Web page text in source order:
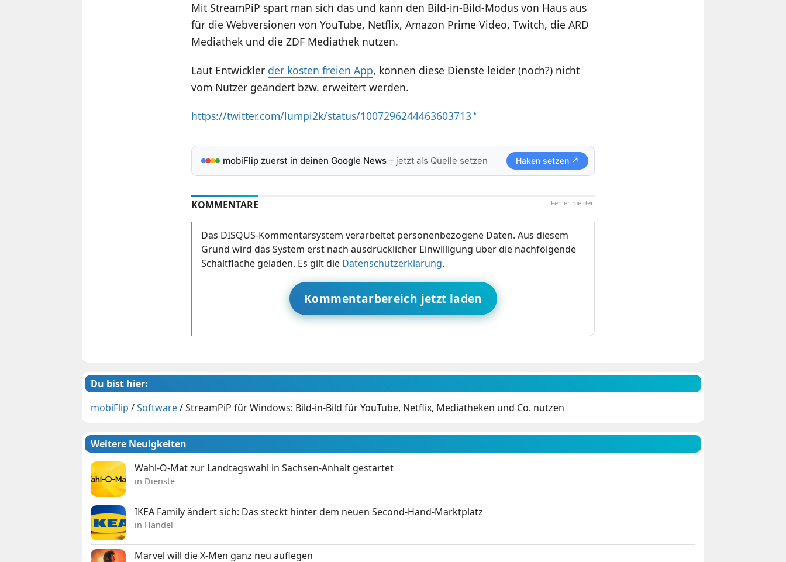
Mit StreamPiP spart man sich das und kann den Bild-in-Bild-Modus von Haus aus
für die Webversionen von YouTube, Netflix, Amazon Prime Video, Twitch, die ARD
Mediathek und die ZDF Mediathek nutzen.
Laut Entwickler der kosten freien App, können diese Dienste leider (noch?) nicht
vom Nutzer geändert bzw. erweitert werden.
https://twitter.com/lumpi2k/status/1007296244463603713
mobiFlip zuerst in deinen Google News– jetzt als Quelle setzen Haken setzen ↗
Fehler melden
KOMMENTARE
Das DISQUS-Kommentarsystem verarbeitet personenbezogene Daten. Aus diesem
Grund wird das System erst nach ausdrücklicher Einwilligung über die nachfolgende
Schaltfläche geladen. Es gilt die Datenschutzerklärung.
Kommentarbereich jetzt laden
Du bist hier:
mobiFlip /Software/StreamPiP für Windows: Bild-in-Bild für YouTube, Netflix, Mediatheken und Co. nutzen
Weitere Neuigkeiten
Wahl-O-Mat zur Landtagswahl in Sachsen-Anhalt gestartet
in Dienste
IKEA Family ändert sich: Das steckt hinter dem neuen Second-Hand-Marktplatz
in Handel
Marvel will die X-Men ganz neu auflegen